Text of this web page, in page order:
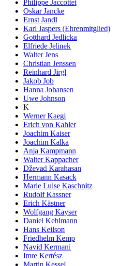
Philippe Jaccottet
Oskar Jancke
Ernst Jandl
Karl Jaspers (Ehrenmitglied)
Gotthard Jedlicka
Elfriede Jelinek
Walter Jens
Christian Jenssen
Reinhard Jirgl
Jakob Job
Hanna Johansen
Uwe Johnson
K
Werner Kaegi
Erich von Kahler
Joachim Kaiser
Joachim Kalka
Anja Kampmann
Walter Kappacher
Dževad Karahasan
Hermann Kasack
Marie Luise Kaschnitz
Rudolf Kassner
Erich Kästner
Wolfgang Kayser
Daniel Kehlmann
Hans Keilson
Friedhelm Kemp
Navid Kermani
Imre Kertész
Martin Kessel